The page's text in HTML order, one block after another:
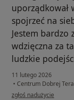
uporządkował
spojrzeć na
Jestem bardzo
wdzięczna za
ludzkie
11 lutego 2026
• Centrum Dobrej
w opinii użytkownika
zgłoś nadużycie